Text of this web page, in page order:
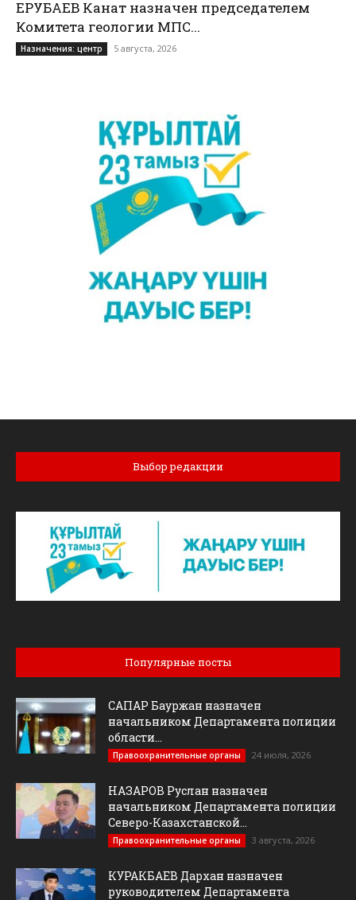
ЕРУБАЕВ Канат назначен председателем
Комитета геологии МПС...
Назначения: центр 5 августа, 2026
Выбор редакции
Популярные посты
САПАР Бауржан назначен
начальником Департамента полиции
области...
Правоохранительные органы 24 июля, 2026
НАЗАРОВ Руслан назначен
начальником Департамента полиции
Северо-Казахстанской...
Правоохранительные органы 3 августа, 2026
КУРАКБАЕВ Дархан назначен
руководителем Департамента